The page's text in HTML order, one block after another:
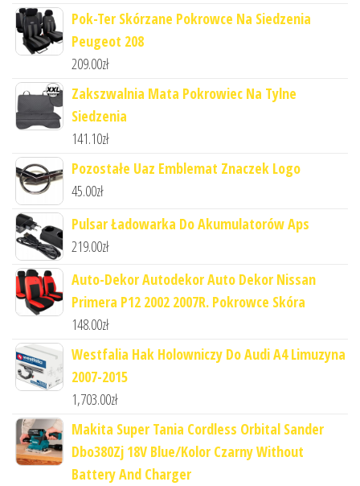
Pok-Ter Skórzane Pokrowce Na Siedzenia
Peugeot 208
209.00zł
Zakszwalnia Mata Pokrowiec Na Tylne
Siedzenia
141.10zł
Pozostałe Uaz Emblemat Znaczek Logo
45.00zł
Pulsar Ładowarka Do Akumulatorów Aps
219.00zł
Auto-Dekor Autodekor Auto Dekor Nissan
Primera P12 2002 2007R. Pokrowce Skóra
148.00zł
Westfalia Hak Holowniczy Do Audi A4 Limuzyna
2007-2015
1,703.00zł
Makita Super Tania Cordless Orbital Sander
Dbo380Zj 18V Blue/Kolor Czarny Without
Battery And Charger